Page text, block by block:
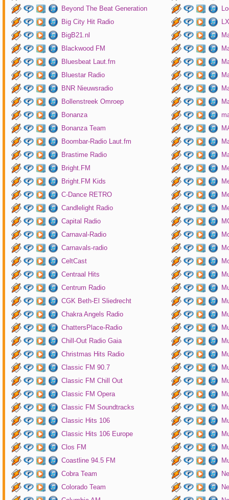
Beyond The Beat Generation
Big City Hit Radio
BigB21.nl
Blackwood FM
Bluesbeat Laut.fm
Bluestar Radio
BNR Nieuwsradio
Bollenstreek Omroep
Bonanza
Bonanza Team
Boombar-Radio Laut.fm
Brastime Radio
Bright.FM
Bright.FM Kids
C-Dance RETRO
Candlelight Radio
Capital Radio
Carnaval-Radio
Carnavals-radio
CeltCast
Centraal Hits
Centrum Radio
CGK Beth-El Sliedrecht
Chakra Angels Radio
ChattersPlace-Radio
Chill-Out Radio Gaia
Christmas Hits Radio
Classic FM 90.7
Classic FM Chill Out
Classic FM Opera
Classic FM Soundtracks
Classic Hits 106
Classic Hits 106 Europe
Clos FM
Coastline 94.5 FM
Cobra Team
Colorado Team